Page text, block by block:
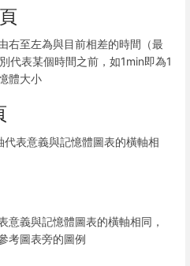
右至左為與目前相差的時間（最
代表某個時間之前，如1min即為1
體大小
表意義與記憶體圖表的橫軸相
意義與記憶體圖表的橫軸相同，
考圖表旁的圖例